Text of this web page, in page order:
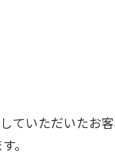
ていただいたお
。